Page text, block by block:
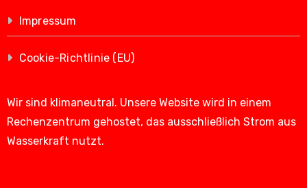
Impressum
Cookie-Richtlinie (EU)
Wir sind klimaneutral. Unsere Website wird in einem
Rechenzentrum gehostet, das ausschließlich Strom aus
Wasserkraft nutzt.